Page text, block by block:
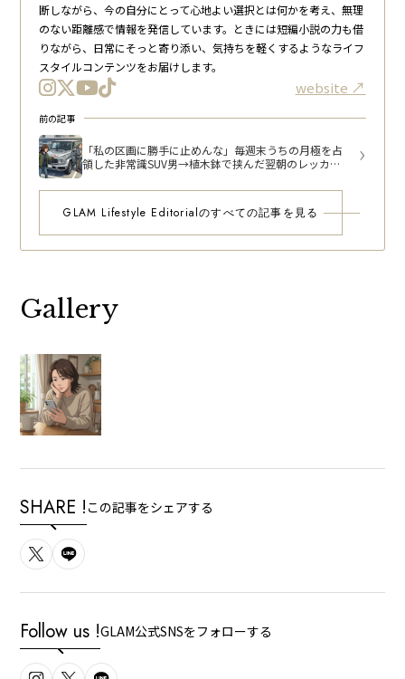
断しながら、今の自分にとって心地よい選択とは何かを考え、無理
のない距離感で情報を発信しています。ときには短編小説の力も借
りながら、日常にそっと寄り添い、気持ちを軽くするようなライフ
スタイルコンテンツをお届けします。
website
前の記事
「私の区画に勝手に止めんな」毎週末うちの月極を占
領した非常識SUV男→植木鉢で挟んだ翌朝のレッカー
GLAM Lifestyle Editorialのすべての記事を見る
Gallery
SHARE ! この記事をシェアする
Follow us !GLAM公式SNSをフォローする